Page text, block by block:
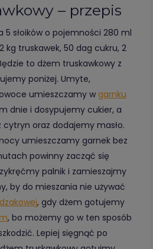
– przepis
5 słoików o pojemności 280 ml
truskawek, 50 dag cukru, 2
to dżem truskawkowy z
poniżej. Umyte,
umieszczamy w garnku
dnie i dosypujemy cukier, a
cytryn oraz dodajemy masło.
umieszczamy garnek bez
powinny zacząć się
palnik i zamieszajmy
by do mieszania nie używać
, gdy dżem gotujemy
, bo możemy go w ten sposób
Lepiej sięgnąć po